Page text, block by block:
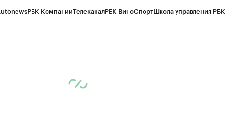
РБК КомпанииТелеканалРБК ВиноСпортШкола управления РБК